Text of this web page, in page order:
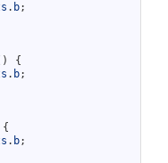
. b;
)
{
. b;
{
. b;